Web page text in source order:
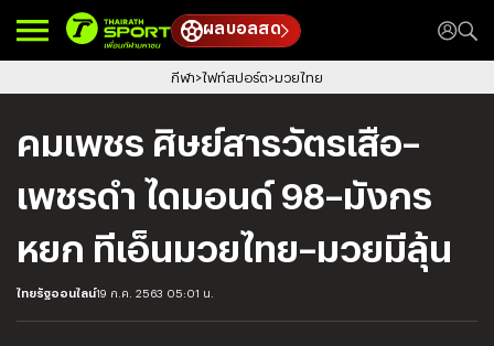
ผลบอลสด
กีฬา ไฟท์สปอร์ต มวยไทย
คมเพชร ศิษย์สารวัตรเสือ–
เพชรดำ ไดมอนด์ 98–มังกร
หยก ทีเอ็นมวยไทย–มวยมีลุ้น
ไทยรัฐออนไลน์19 ก.ค. 2563 05:01 น.